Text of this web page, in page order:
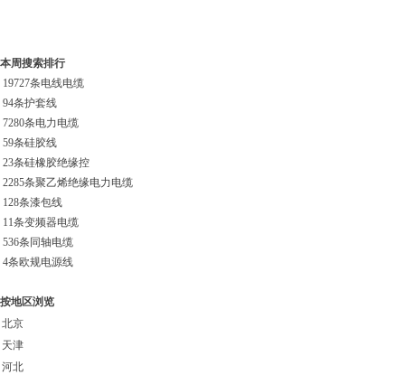
本周搜索排行
19727条电线电缆
94条护套线
7280条电力电缆
59条硅胶线
23条硅橡胶绝缘控
2285条聚乙烯绝缘电力电缆
128条漆包线
11条变频器电缆
536条 同轴电缆
4条欧规电源线
按地区浏览
北京
天津
河北